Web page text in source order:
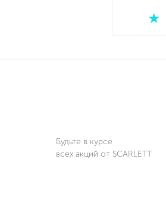
Будьте в курсе
всех акций от SCARLETT